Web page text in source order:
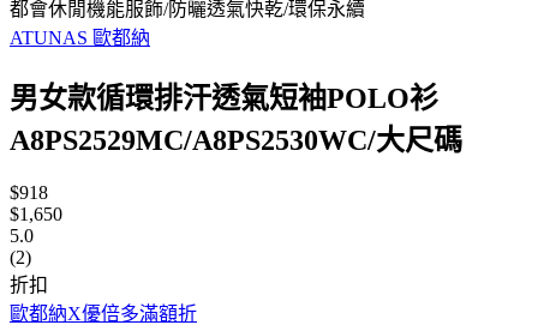
都會休閒機能服飾/防曬透氣快乾/環保永續
ATUNAS 歐都納
男女款循環排汗透氣短袖POLO衫
A8PS2529MC/A8PS2530WC/大尺碼
$918
$1,650
5.0
(2)
折扣
歐都納X優倍多滿額折